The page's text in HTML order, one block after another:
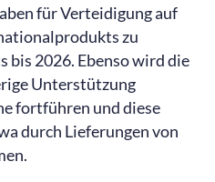
für Verteidigung auf
zu
bis 2026. Ebenso wird die
Unterstützung
fortführen und diese
durch Lieferungen von